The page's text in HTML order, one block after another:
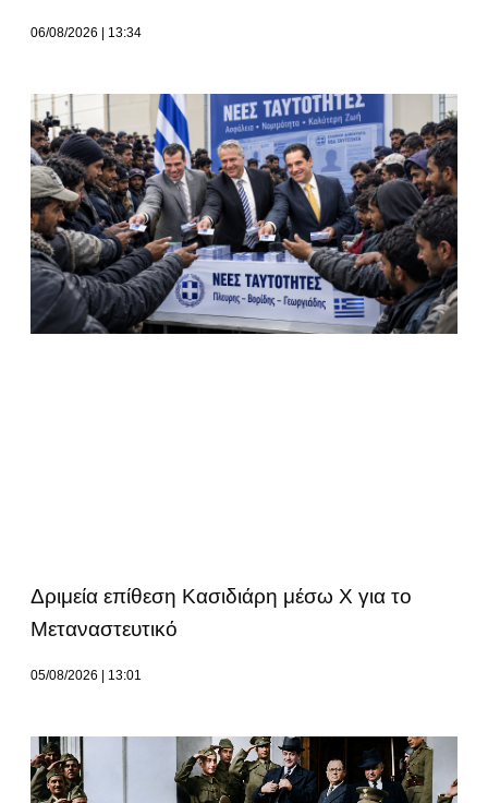
06/08/2026 13:34
Δριμεία επίθεση Κασιδιάρη μέσω Χ για το
Μεταναστευτικό
05/08/2026 13:01